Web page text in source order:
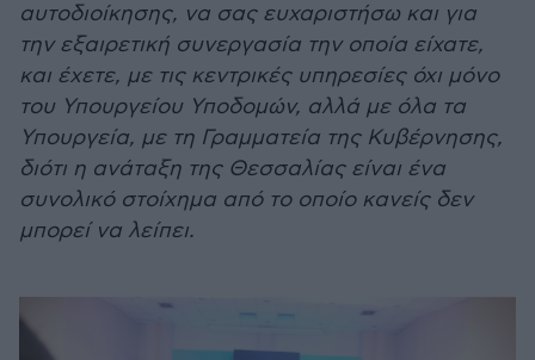
αυτοδιοίκησης, να σας ευχαριστήσω και για
την εξαιρετική συνεργασία την οποία είχατε,
και έχετε, με τις κεντρικές υπηρεσίες όχι μόνο
του Υπουργείου Υποδομών, αλλά με όλα τα
Υπουργεία, με τη Γραμματεία της Κυβέρνησης,
διότι η ανάταξη της Θεσσαλίας είναι ένα
συνολικό στοίχημα από το οποίο κανείς δεν
μπορεί να λείπει.